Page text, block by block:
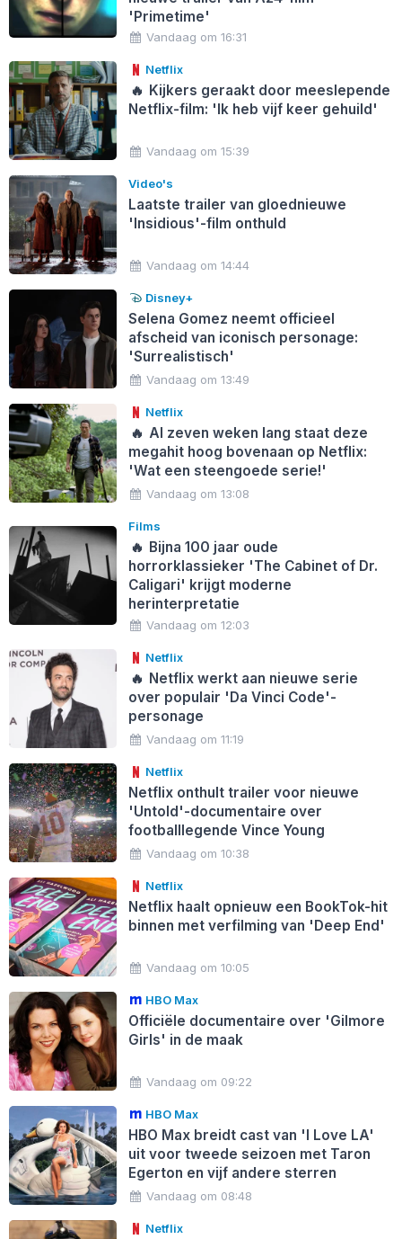
'Primetime'
Vandaag om 16:31
Netflix
🔥 Kijkers geraakt door meeslepende
Netflix-film: 'Ik heb vijf keer gehuild'
Vandaag om 15:39
Video's
Laatste trailer van gloednieuwe
'Insidious'-film onthuld
Vandaag om 14:44
Disney+
Selena Gomez neemt officieel
afscheid van iconisch personage:
'Surrealistisch'
Vandaag om 13:49
Netflix
🔥 Al zeven weken lang staat deze
megahit hoog bovenaan op Netflix:
'Wat een steengoede serie!'
Vandaag om 13:08
Films
🔥 Bijna 100 jaar oude
horrorklassieker 'The Cabinet of Dr.
Caligari' krijgt moderne
herinterpretatie
Vandaag om 12:03
Netflix
🔥 Netflix werkt aan nieuwe serie
over populair 'Da Vinci Code'-
personage
Vandaag om 11:19
Netflix
Netflix onthult trailer voor nieuwe
'Untold'-documentaire over
footballlegende Vince Young
Vandaag om 10:38
Netflix
Netflix haalt opnieuw een BookTok-hit
binnen met verfilming van 'Deep End'
Vandaag om 10:05
HBO Max
Officiële documentaire over 'Gilmore
Girls' in de maak
Vandaag om 09:22
HBO Max
HBO Max breidt cast van 'I Love LA'
uit voor tweede seizoen met Taron
Egerton en vijf andere sterren
Vandaag om 08:48
Netflix